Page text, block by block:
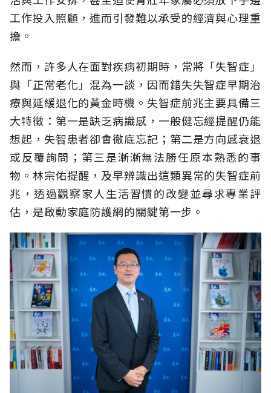
工作投入照顧，進而引發難以承受的經濟與心理重
擔。
然而，許多人在面對疾病初期時，常將「失智症」
與「正常老化」混為一談，因而錯失失智症早期治
療與延緩退化的黃金時機。失智症前兆主要具備三
大特徵：第一是缺乏病識感，一般健忘經提醒仍能
想起，失智患者卻會徹底忘記；第二是方向感衰退
或反覆詢問；第三是漸漸無法勝任原本熟悉的事
物。林宗佑提醒，及早辨識出這類異常的失智症前
兆，透過觀察家人生活習慣的改變並尋求專業評
估，是啟動家庭防護網的關鍵第一步。